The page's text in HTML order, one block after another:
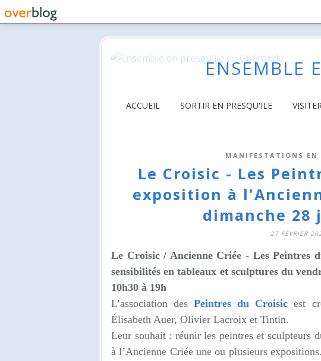
ENSEMBLE
ACCUEIL SORTIR EN PRESQU'ILE
MANIFESTATIONS EN
Le Croisic - Les
exposition à
dimanche 28
27 FÉVRIER
Le Croisic / Ancienne Criée - Les Peintres
sensibilités en tableaux et sculptures du
10h30 à 19h
L’association desPeintres du Croisic est
Élisabeth Auer, Olivier Lacroix et Tintin.
Leur souhait : réunir les peintres et sculpteurs
à l’Ancienne Criée une ou plusieurs